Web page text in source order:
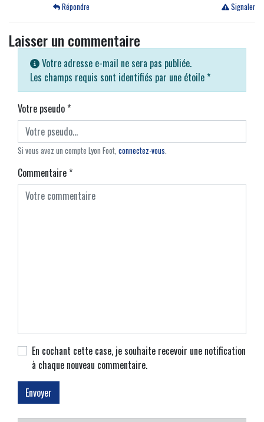
Signaler
Répondre
Laisser un commentaire
Votre adresse e-mail ne sera pas publiée.
Les champs requis sont identifiés par une étoile *
Votre pseudo*
Si vous avez un compte Lyon Foot, connectez-vous
Commentaire*
En cochant cette case, je souhaite recevoir une notification
à chaque nouveau commentaire.